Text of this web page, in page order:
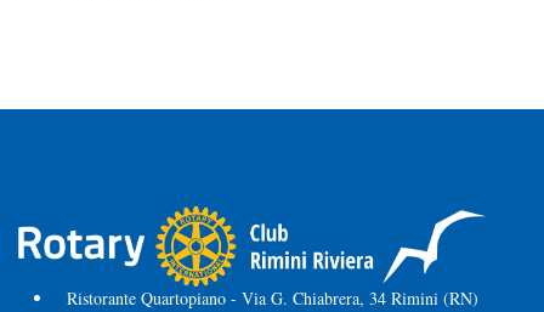
Ristorante Quartopiano - Via G. Chiabrera, 34 Rimini (RN)